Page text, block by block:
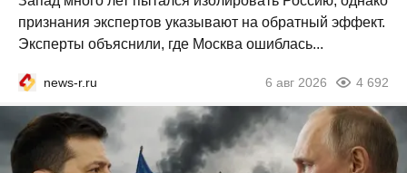
признания экспертов указывают на обратный эффект.
Эксперты объяснили, где Москва ошиблась...
news-r.ru 6 авг 2026 4 692